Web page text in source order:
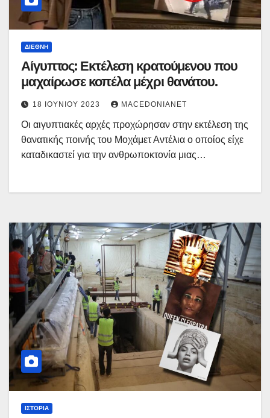
ΔΙΕΘΝΉ
Αίγυπτος: Εκτέλεση κρατούμενου που
μαχαίρωσε κοπέλα μέχρι θανάτου.
18 ΙΟΥΝΊΟΥ 2023 MACEDONIANET
Οι αιγυπτιακές αρχές προχώρησαν στην εκτέλεση της
θανατικής ποινής του Μοχάμετ Αντέλια ο οποίος είχε
καταδικαστεί για την ανθρωποκτονία μιας…
ΙΣΤΟΡΊΑ